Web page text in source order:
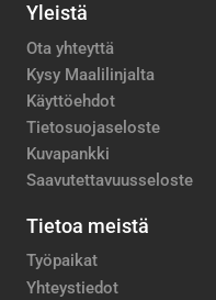
Yleistä
Ota yhteyttä
Kysy Maalilinjalta
Käyttöehdot
Tietosuojaseloste
Kuvapankki
Saavutettavuusseloste
Tietoa meistä
Työpaikat
Yhteystiedot